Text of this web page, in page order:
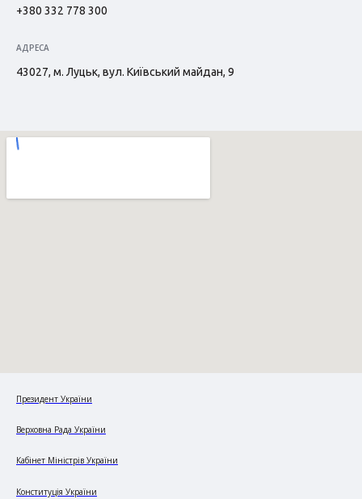
+380 332 778 300
АДРЕСА
43027, м. Луцьк, вул. Київський майдан, 9
Президент України
Верховна Рада України
Кабінет Міністрів України
Конституція України